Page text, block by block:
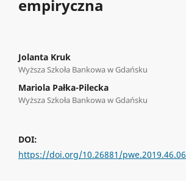
empiryczna
Jolanta Kruk
Wyższa Szkoła Bankowa w Gdańsku
Mariola Pałka-Pilecka
Wyższa Szkoła Bankowa w Gdańsku
DOI:
https://doi.org/10.26881/pwe.2019.46.06